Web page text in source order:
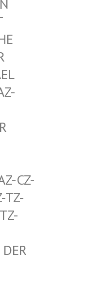
S
AAZ